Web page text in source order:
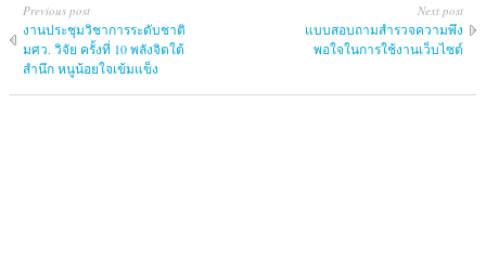
Previous post
งานประชุมวิชาการระดับชาติ
มศว. วิจัย ครั้งที่ 10 พลังจิตใต้
สำนึก หนูน้อยใจเข้มแข็ง
Next post
แบบสอบถามสำรวจความพึง
พอใจในการใช้งานเว็บไซต์